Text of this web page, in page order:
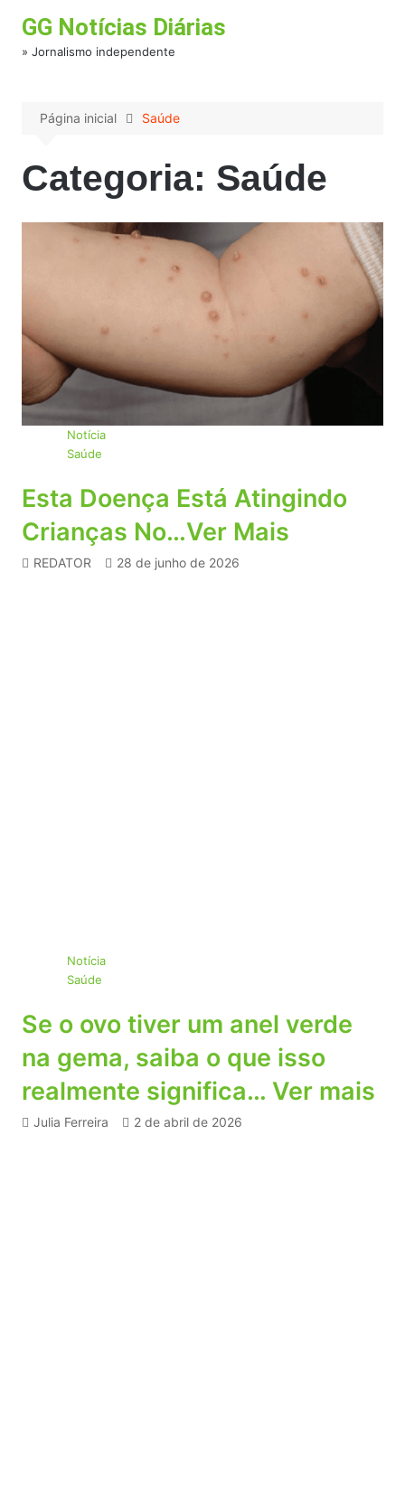
paraGG Notícias Diárias
» Jornalismo independente
Página inicial Saúde
Categoria: Saúde
Notícia
Saúde
Esta Doença Está Atingindo
Crianças No…Ver Mais
REDATOR 28 de junho de 2026
Notícia
Saúde
Se o ovo tiver um anel verde
na gema, saiba o que isso
realmente significa… Ver mais
Julia Ferreira 2 de abril de 2026